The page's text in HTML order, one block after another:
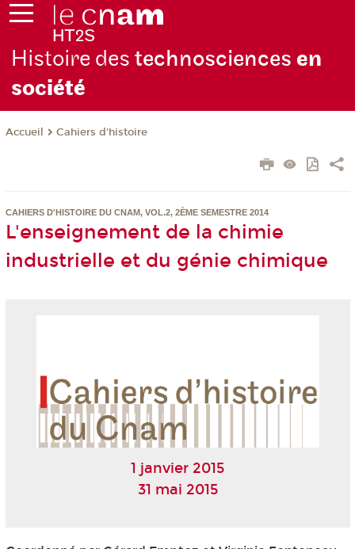
Histoire des technosciences en
société
Accueil Cahiers d'histoire
CAHIERS D'HISTOIRE DU CNAM, VOL.2, 2ÈME SEMESTRE 2014
L'enseignement de la chimie
industrielle et du génie chimique
1 janvier 2015
31 mai 2015